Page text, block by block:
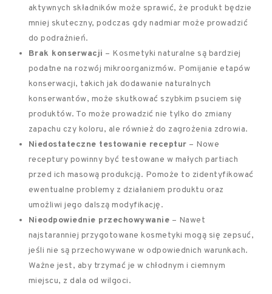
aktywnych składników może sprawić, że produkt będzie
mniej skuteczny, podczas gdy nadmiar może prowadzić
do podrażnień.
Brak konserwacji – Kosmetyki naturalne są bardziej
podatne na rozwój mikroorganizmów. Pomijanie etapów
konserwacji, takich jak dodawanie naturalnych
konserwantów, może skutkować szybkim psuciem się
produktów. To może prowadzić nie tylko do zmiany
zapachu czy koloru, ale również do zagrożenia zdrowia.
Niedostateczne testowanie receptur – Nowe
receptury powinny być testowane w małych partiach
przed ich masową produkcją. Pomoże to zidentyfikować
ewentualne problemy z działaniem produktu oraz
umożliwi jego dalszą modyfikację.
Nieodpowiednie przechowywanie – Nawet
najstaranniej przygotowane kosmetyki mogą się zepsuć,
jeśli nie są przechowywane w odpowiednich warunkach.
Ważne jest, aby trzymać je w chłodnym i ciemnym
miejscu, z dala od wilgoci.